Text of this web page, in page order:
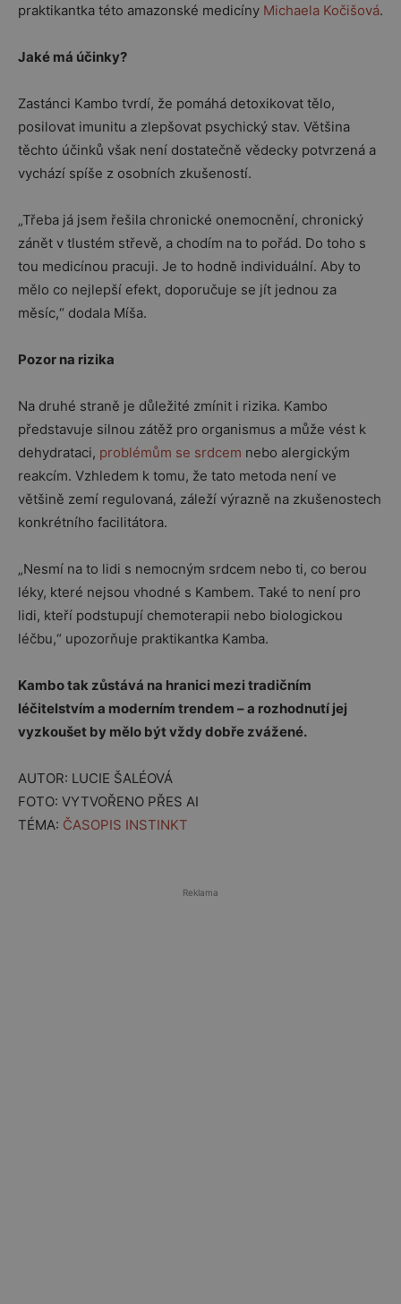
praktikantka této amazonské medicíny Michaela Kočišová.
Jaké má účinky?
Zastánci Kambo tvrdí, že pomáhá detoxikovat tělo,
posilovat imunitu a zlepšovat psychický stav. Většina
těchto účinků však není dostatečně vědecky potvrzená a
vychází spíše z osobních zkušeností.
„Třeba já jsem řešila chronické onemocnění, chronický
zánět v tlustém střevě, a chodím na to pořád. Do toho s
tou medicínou pracuji. Je to hodně individuální. Aby to
mělo co nejlepší efekt, doporučuje se jít jednou za
měsíc,“ dodala Míša.
Pozor na rizika
Na druhé straně je důležité zmínit i rizika. Kambo
představuje silnou zátěž pro organismus a může vést k
dehydrataci, problémům se srdcem nebo alergickým
reakcím. Vzhledem k tomu, že tato metoda není ve
většině zemí regulovaná, záleží výrazně na zkušenostech
konkrétního facilitátora.
„Nesmí na to lidi s nemocným srdcem nebo ti, co berou
léky, které nejsou vhodné s Kambem. Také to není pro
lidi, kteří podstupují chemoterapii nebo biologickou
léčbu,“ upozorňuje praktikantka Kamba.
Kambo tak zůstává na hranici mezi tradičním
léčitelstvím a moderním trendem – a rozhodnutí jej
vyzkoušet by mělo být vždy dobře zvážené.
AUTOR: LUCIE ŠALÉOVÁ
FOTO: VYTVOŘENO PŘES AI
TÉMA: ČASOPIS INSTINKT
Reklama